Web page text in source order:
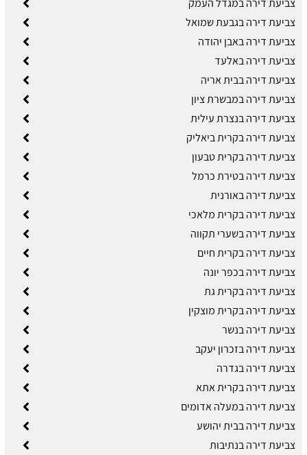
צביעת דירה בגבעת שמואל
צביעת דירה באבן יהודה
צביעת דירה באלעד
צביעת דירה בבית אריה
צביעת דירה במבשרת ציון
צביעת דירה בנצרת עילית
צביעת דירה בקרית ביאליק
צביעת דירה בקרית טבעון
צביעת דירה בטירת כרמל
צביעת דירה באורנית
צביעת דירה בקרית מלאכי
צביעת דירה בשערי תקווה
צביעת דירה בקרית חיים
צביעת דירה בכפר יונה
צביעת דירה בקרית גת
צביעת דירה בקרית מוצקין
צביעת דירה בנשר
צביעת דירה בזכרון יעקב
צביעת דירה בגדרה
צביעת דירה בקרית אתא
צביעת דירה במעלה אדומים
צביעת דירה בבית יהושע
צביעת דירה בנתיבות